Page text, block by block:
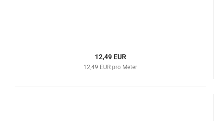
12,49 EUR
12,49 EUR pro Meter